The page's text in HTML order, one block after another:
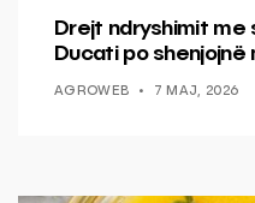
Drejt ndryshimit me
Ducati po
AGROWEB 7 MAJ, 2026